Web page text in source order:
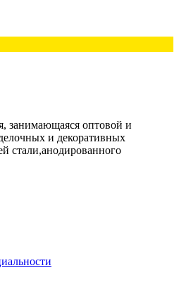
занимающаяся оптовой и
и декоративных
стали,анодированного